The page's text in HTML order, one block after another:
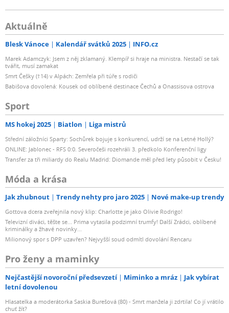
Aktuálně
Blesk Vánoce Kalendář svátků 2025 INFO.cz
Marek Adamczyk: Jsem z něj zklamaný. Klempíř si hraje na ministra. Nestačí se tak
tvářit, musí zamakat
Smrt Češky (†14) v Alpách: Zemřela při túře s rodiči
Babišova dovolená: Kousek od oblíbené destinace Čechů a Onassisova ostrova
Sport
MS hokej 2025 Biatlon Liga mistrů
Střední záložníci Sparty: Sochůrek bojuje s konkurencí, udrží se na Letné Hollý?
ONLINE: Jablonec - RFS 0:0. Severočeši rozehráli 3. předkolo Konferenční ligy
Transfer za tři miliardy do Realu Madrid: Diomande měl před lety působit v Česku!
Móda a krása
Jak zhubnout Trendy nehty pro jaro 2025 Nové make-up trendy
Gottova dcera zveřejnila nový klip: Charlotte je jako Olivie Rodrigo!
Televizní diváci, těšte se... Prima vytasila podzimní trumfy! Další Zrádci, oblíbené
kriminálky a žhavé novinky...
Milionový spor s DPP uzavřen? Nejvyšší soud odmítl dovolání Rencaru
Pro ženy a maminky
Nejčastější novoroční předsevzetí Miminko a mráz
Jak vybírat
letní dovolenou
Hlasatelka a moderátorka Saskia Burešová (80) - Smrt manžela ji zdrtila! Co jí vrátilo
chuť žít?